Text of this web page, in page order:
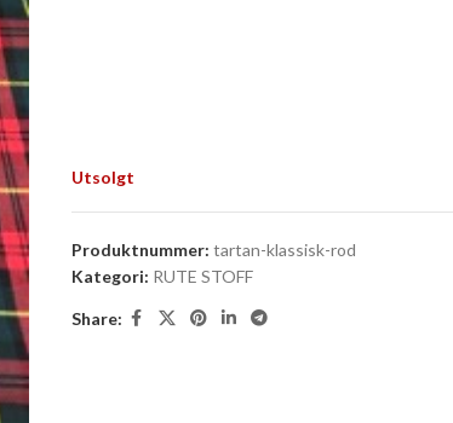
Utsolgt
Produktnummer: tartan-klassisk-rod
Kategori: RUTE STOFF
Share: